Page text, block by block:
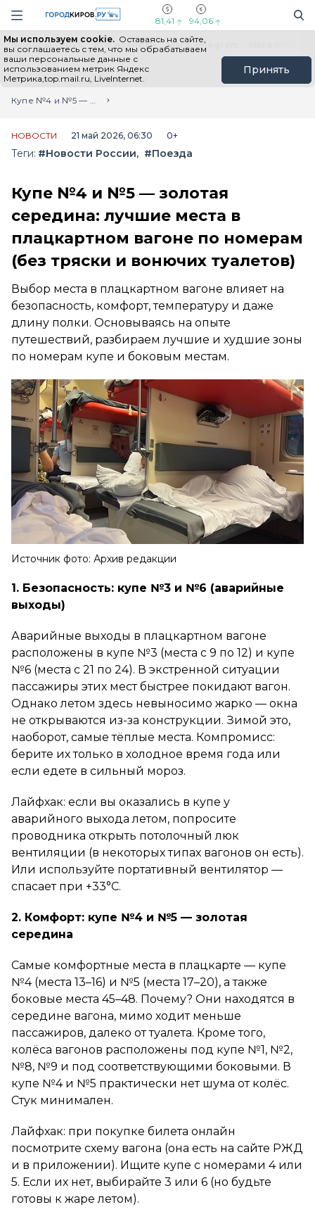
Навигация сайта
81,41 94,06
Мы используем cookie. Оставаясь на сайте,
вы соглашаетесь с тем, что мы обрабатываем
ваши персональные данные с
использованием метрик Яндекс
Метрика,top.mail.ru, LiveInternet.
Принять
Выборы - 2026 Все новости Мы в Telegram
Главная
Лента новостей
Купе №4 и №5 — золотая середина: лучшие места в плацкартном вагоне по номерам (без тряски и вонючих туалетов)
НОВОСТИ 21 май 2026, 06:30 0+
Теги: #Новости России #Поезда
Купе №4 и №5 — золотая
середина: лучшие места в
плацкартном вагоне по номерам
(без тряски и вонючих туалетов)
Выбор места в плацкартном вагоне влияет на
безопасность, комфорт, температуру и даже
длину полки. Основываясь на опыте
путешествий, разбираем лучшие и худшие зоны
по номерам купе и боковым местам.
Источник фото: Архив редакции
1. Безопасность: купе №3 и №6 (аварийные
выходы)
Аварийные выходы в плацкартном вагоне
расположены в купе №3 (места с 9 по 12) и купе
№6 (места с 21 по 24). В экстренной ситуации
пассажиры этих мест быстрее покидают вагон.
Однако летом здесь невыносимо жарко — окна
не открываются из-за конструкции. Зимой это,
наоборот, самые тёплые места. Компромисс:
берите их только в холодное время года или
если едете в сильный мороз.
Лайфхак: если вы оказались в купе у
аварийного выхода летом, попросите
проводника открыть потолочный люк
вентиляции (в некоторых типах вагонов он есть).
Или используйте портативный вентилятор —
спасает при +33°C.
2. Комфорт: купе №4 и №5 — золотая
середина
Самые комфортные места в плацкарте — купе
№4 (места 13–16) и №5 (места 17–20), а также
боковые места 45–48. Почему? Они находятся в
середине вагона, мимо ходит меньше
пассажиров, далеко от туалета. Кроме того,
колёса вагонов расположены под купе №1, №2,
№8, №9 и под соответствующими боковыми. В
купе №4 и №5 практически нет шума от колёс.
Стук минимален.
Лайфхак: при покупке билета онлайн
посмотрите схему вагона (она есть на сайте РЖД
и в приложении). Ищите купе с номерами 4 или
5. Если их нет, выбирайте 3 или 6 (но будьте
готовы к жаре летом).